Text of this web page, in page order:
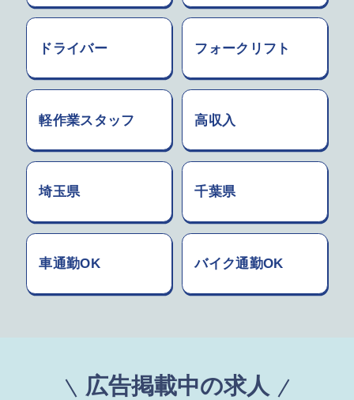
ドライバー フォークリフト
軽作業スタッフ 高収入
埼玉県 千葉県
車通勤OK バイク通勤OK
広告掲載中の求人